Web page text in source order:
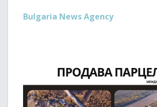
Bulgaria News Agency